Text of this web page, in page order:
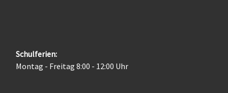
Schulferien:
Montag - Freitag 8:00 - 12:00 Uhr